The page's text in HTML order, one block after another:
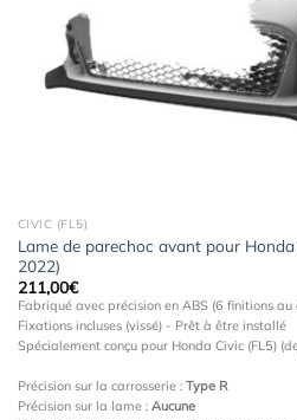
CIVIC (FL5)
Lame de parechoc avant pour Honda
2022)
211,00€
Fabriqué avec précision en ABS (6 finitions au
Fixations incluses (vissé) - Prêt à être installé
Spécialement conçu pour Honda Civic (FL5)
Précision sur la carrosserie : Type R
Précision sur la lame : Aucune